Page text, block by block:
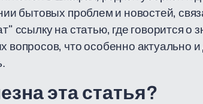
бытовых проблем и новостей,
ссылку на статью, где говорится о
вопросов, что особенно актуально
эта статья?